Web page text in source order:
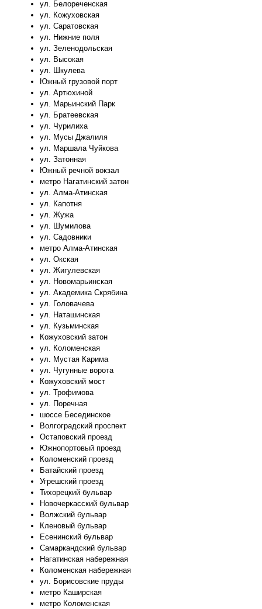
ул. Белореченская
ул. Кожуховская
ул. Саратовская
ул. Нижние поля
ул. Зеленодольская
ул. Высокая
ул. Шкулева
Южный грузовой порт
ул. Артюхиной
ул. Марьинский Парк
ул. Братеевская
ул. Чурилиха
ул. Мусы Джалиля
ул. Маршала Чуйкова
ул. Затонная
Южный речной вокзал
метро Нагатинский затон
ул. Алма-Атинская
ул. Капотня
ул. Жужа
ул. Шумилова
ул. Садовники
метро Алма-Атинская
ул. Окская
ул. Жигулевская
ул. Новомарьинская
ул. Академика Скрябина
ул. Головачева
ул. Наташинская
ул. Кузьминская
Кожуховский затон
ул. Коломенская
ул. Мустая Карима
ул. Чугунные ворота
Кожуховский мост
ул. Трофимова
ул. Поречная
шоссе Бесединское
Волгоградский проспект
Остаповский проезд
Южнопортовый проезд
Коломенский проезд
Батайский проезд
Угрешский проезд
Тихорецкий бульвар
Новочеркасский бульвар
Волжский бульвар
Кленовый бульвар
Есенинский бульвар
Самаркандский бульвар
Нагатинская набережная
Коломенская набережная
ул. Борисовские пруды
метро Каширская
метро Коломенская